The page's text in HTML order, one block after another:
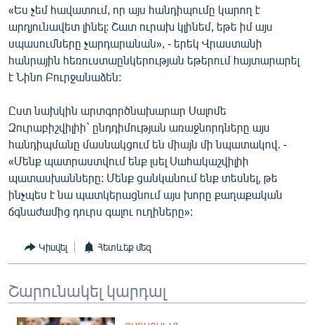
«Ես չեմ հավատում, որ այս հանդիպումը կարող է
արդյունավետ լինել: Շատ ուրախ կլինեմ, եթե իմ այս
սպասումները չարդարանան», - երեկ Վրաստանի
հանրային հեռուստաընկերության եթերում հայտարարել
է Նինո Բուրջանաձեն:
Ըստ նախկին արտգործնախարար Սալոմե
Զուրաբիշվիլիի` ընդդիմության առաջնորդները այս
հանդիպմանը մասնակցում են միայն մի նպատակով. -
«Մենք պատրաստվում ենք լսել Սահակաշվիլիի
պատասխանները: Մենք ցանկանում ենք տեսնել, թե
ինչպես է նա պատկերացնում այս խորը քաղաքական
ճգնաժամից դուրս գալու ուղիները»:
Կիսվել Հետևեք մեզ
Շարունակել կարդալ